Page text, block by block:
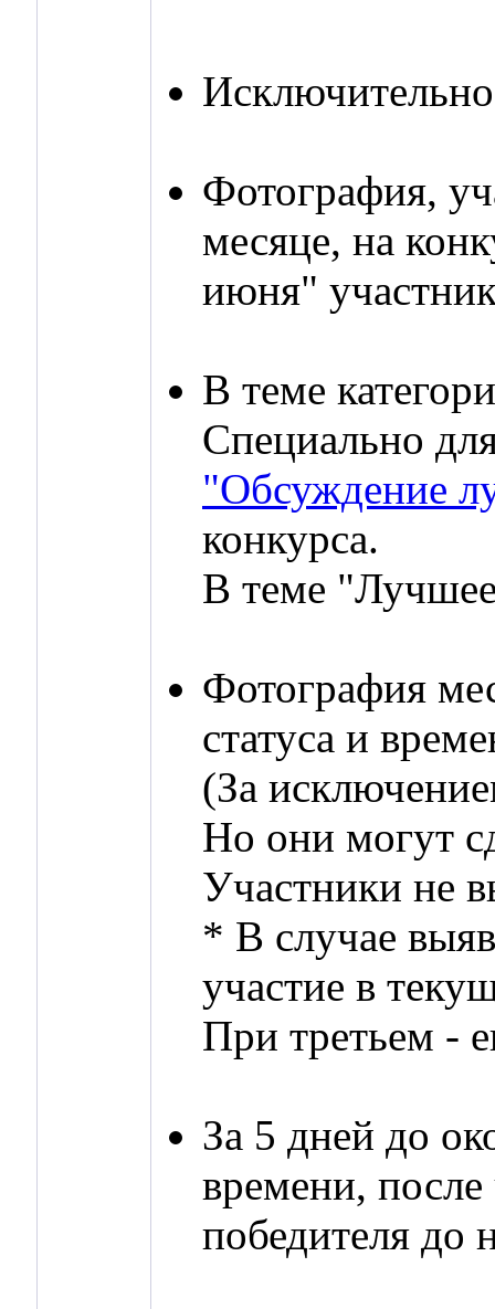
Фотография,
месяце, на
июня"
В теме
Специально
"Обсуждение
конкурса.
В теме "Лучшее
Фотография
статуса и
(За
Но они могут
Участники не
* В случае
участие в
При третьем -
За 5 дней до
времени, после
победителя до